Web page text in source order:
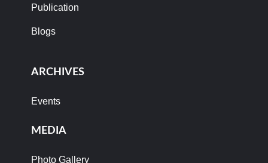
Publication
Blogs
ARCHIVES
Events
MEDIA
Photo Gallery